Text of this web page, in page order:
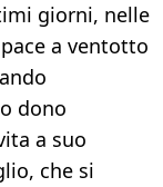
giorni, nelle
a ventotto
dono
a suo
che si